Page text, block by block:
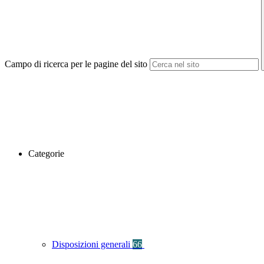
Campo di ricerca per le pagine del sito
Categorie
Disposizioni generali 66